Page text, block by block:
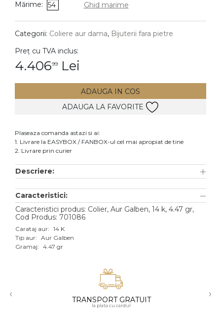
DIAMANTE Vezi toate
Cercei
Accesorii
Aur alb
Aur roz
Aur mixt
18K
Mărime: 54 Ghid marime
Categorii: Coliere aur dama, Bijuterii fara pietre
Preț cu TVA inclus:
4.40699 Lei
ADAUGA IN COS
ADAUGA LA FAVORITE
Plaseaza comanda astazi si ai:
1. Livrare la EASYBOX / FANBOX-ul cel mai apropiat de tine
2. Livrare prin curier
Descriere:
Caracteristici:
Caracteristici produs: Colier, Aur Galben, 14 k, 4.47 gr,
Cod Produs: 701086
Carataj aur: 14 K
Tip aur: Aur Galben
Gramaj: 4.47 gr
‹ TRANSPORT GRATUIT
la plata cu cardul
›